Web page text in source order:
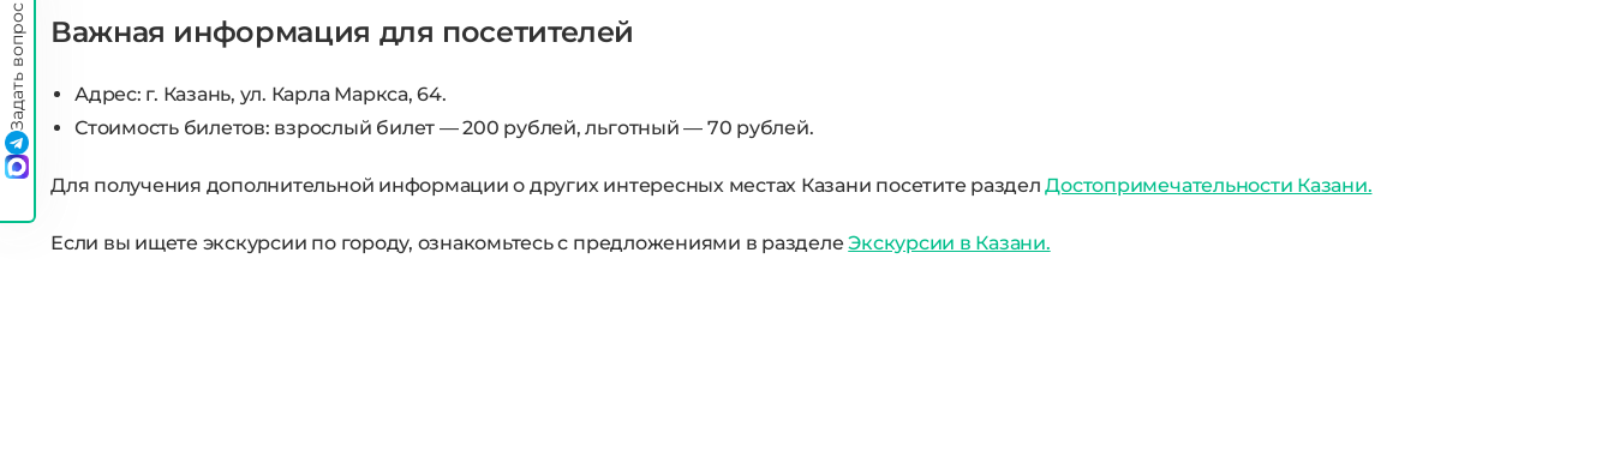
Задать вопрос Важная информация для посетителей
Адрес: г. Казань, ул. Карла Маркса, 64.
Стоимость билетов: взрослый билет — 200 рублей, льготный — 70 рублей.
Для получения дополнительной информации о других интересных местах Казани посетите разделДостопримечательности Казани.
Если вы ищете экскурсии по городу, ознакомьтесь с предложениями в разделеЭкскурсии в Казани.